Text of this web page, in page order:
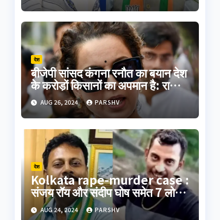
देश
बीजेपी सांसद कंगना रनौत का बयान देश
के करोड़ों किसानों का अपमान है: राकेश
टिकैत
AUG 26, 2024 PARSHV
देश
Kolkata rape-murder case :
संजय रॉय और संदीप घोष समेत 7 लोगों
का पॉलीग्राफ टेस्ट जारी
AUG 24, 2024 PARSHV